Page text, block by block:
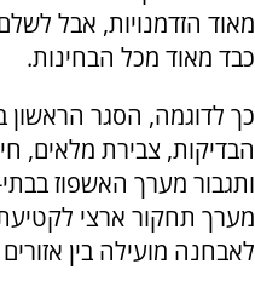
מאוד הזדמנויות, אבל
כבד מאוד מכל הבחינות.
כך לדוגמה, הסגר הראשון
הבדיקות, צבירת מלאים,
ותגבור מערך האשפוז
מערך תחקור ארצי
לאבחנה מועילה בין